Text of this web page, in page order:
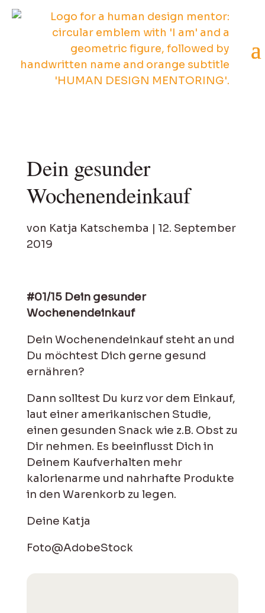
Dein gesunder
Wochenendeinkauf
von Katja Katschemba | 12. September
2019
#01/15 Dein gesunder
Wochenendeinkauf
Dein Wochenendeinkauf steht an und
Du möchtest Dich gerne gesund
ernähren?
Dann solltest Du kurz vor dem Einkauf,
laut einer amerikanischen Studie,
einen gesunden Snack wie z.B. Obst zu
Dir nehmen. Es beeinflusst Dich in
Deinem Kaufverhalten mehr
kalorienarme und nahrhafte Produkte
in den Warenkorb zu legen.
Deine Katja
Foto@AdobeStock